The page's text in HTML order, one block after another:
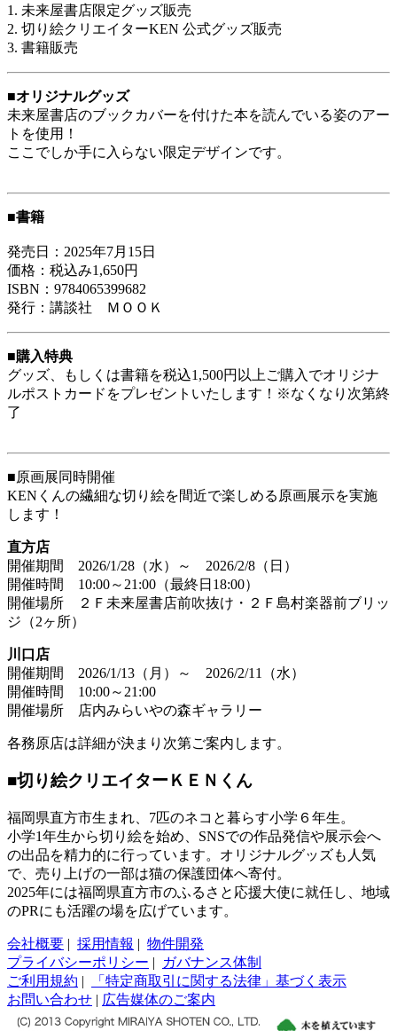
1. 未来屋書店限定グッズ販売
2. 切り絵クリエイターKEN 公式グッズ販売
3. 書籍販売
■オリジナルグッズ
未来屋書店のブックカバーを付けた本を読んでいる姿のアー
トを使用！
ここでしか手に入らない限定デザインです。
■書籍
発売日：2025年7月15日
価格：税込み1,650円
ISBN：9784065399682
発行：講談社 ＭＯＯＫ
■購入特典
グッズ、もしくは書籍を税込1,500円以上ご購入でオリジナ
ルポストカードをプレゼントいたします！※なくなり次第終
了
■原画展同時開催
KENくんの繊細な切り絵を間近で楽しめる原画展示を実施
します！
直方店
開催期間 2026/1/28（水）～ 2026/2/8（日）
開催時間 10:00～21:00（最終日18:00）
開催場所 ２Ｆ未来屋書店前吹抜け・２Ｆ島村楽器前ブリッ
ジ（2ヶ所）
川口店
開催期間 2026/1/13（月）～ 2026/2/11（水）
開催時間 10:00～21:00
開催場所 店内みらいやの森ギャラリー
各務原店は詳細が決まり次第ご案内します。
■切り絵クリエイターＫＥＮくん
福岡県直方市生まれ、7匹のネコと暮らす小学６年生。
小学1年生から切り絵を始め、SNSでの作品発信や展示会へ
の出品を精力的に行っています。オリジナルグッズも人気
で、売り上げの一部は猫の保護団体へ寄付。
2025年には福岡県直方市のふるさと応援大使に就任し、地域
のPRにも活躍の場を広げています。
会社概要 | 採用情報 | 物件開発
プライバシーポリシー |
ガバナンス体制
ご利用規約 |
「特定商取引に関する法律」基づく表示
お問い合わせ | 広告媒体のご案内